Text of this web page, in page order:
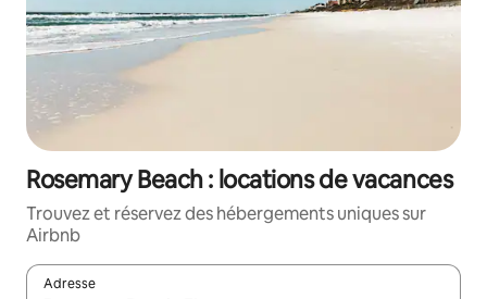
Rosemary Beach : locations de vacances
Trouvez et réservez des hébergements uniques sur
Airbnb
Adresse